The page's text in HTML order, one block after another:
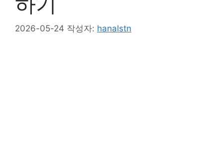
2026-05-24 작성자: hanalstn